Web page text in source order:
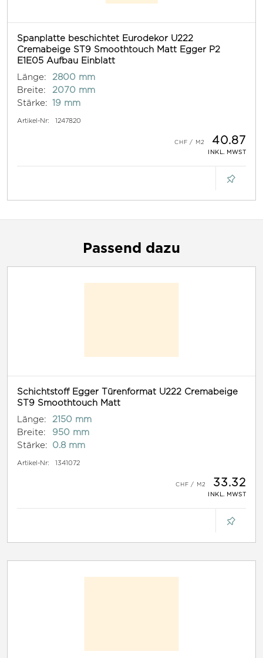
Spanplatte beschichtet Eurodekor U222
Cremabeige ST9 Smoothtouch Matt Egger P2
E1E05 Aufbau Einblatt
Länge:
2800 mm
Breite:
2070 mm
Stärke: 19 mm
Artikel-Nr: 1247820
40.87
INKL. MWST
Passend dazu
Schichtstoff Egger Türenformat U222 Cremabeige
ST9 Smoothtouch Matt
Länge:
2150 mm
Breite:
950 mm
Stärke:
0.8 mm
Artikel-Nr: 1341072
33.32
INKL. MWST